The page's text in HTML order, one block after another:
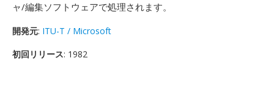
ャ/編集ソフトウェアで処理されます。
開発元: ITU-T / Microsoft
初回リリース: 1982